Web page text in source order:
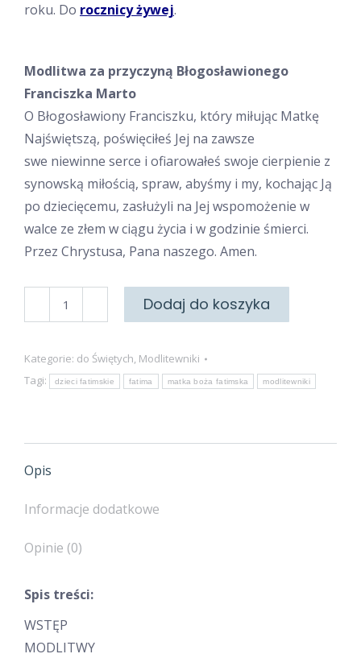
roku. Do rocznicy żywej.
Modlitwa za przyczyną Błogosławionego
Franciszka Marto
O Błogosławiony Franciszku, który miłując Matkę
Najświętszą, poświęciłeś Jej na zawsze
swe niewinne serce i ofiarowałeś swoje cierpienie z
synowską miłością, spraw, abyśmy i my, kochając Ją
po dziecięcemu, zasłużyli na Jej wspomożenie w
walce ze złem w ciągu życia i w godzinie śmierci.
Przez Chrystusa, Pana naszego. Amen.
Z
fatimskimi
Dodaj do koszyka
Kategorie: do Świętych, Modlitewniki
Tagi:
dzieci fatimskie fatima matka boża fatimska modlitewniki
Opis
Informacje dodatkowe
Opinie (0)
Spis treści:
WSTĘP
MODLITWY